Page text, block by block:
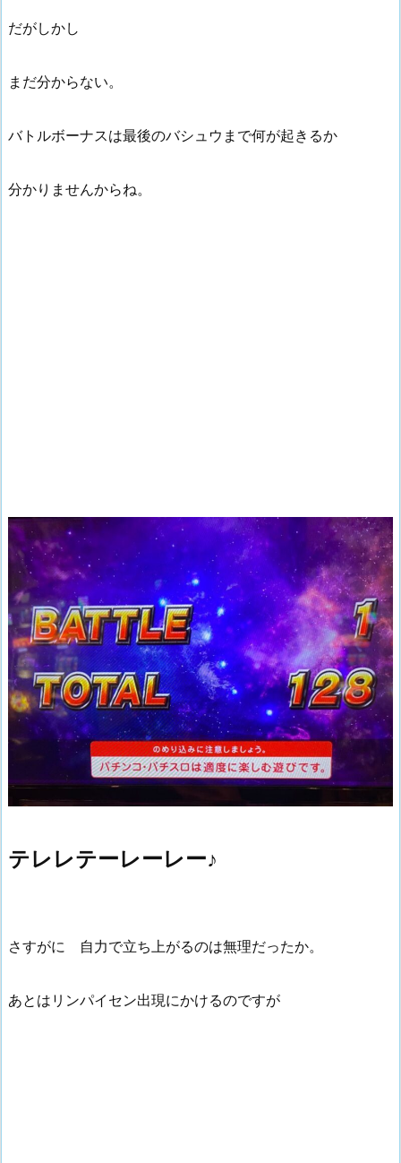
だがしかし
まだ分からない。
バトルボーナスは最後のバシュウまで何が起きるか
分かりませんからね。
テレレテーレーレー♪
さすがに 自力で立ち上がるのは無理だったか。
あとはリンパイセン出現にかけるのですが